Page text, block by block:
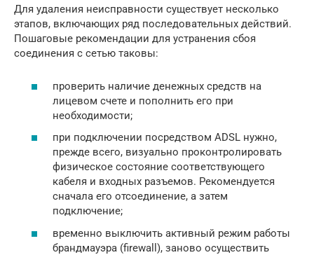
Для удаления неисправности существует несколько
этапов, включающих ряд последовательных действий.
Пошаговые рекомендации для устранения сбоя
соединения с сетью таковы:
проверить наличие денежных средств на
лицевом счете и пополнить его при
необходимости;
при подключении посредством ADSL нужно,
прежде всего, визуально проконтролировать
физическое состояние соответствующего
кабеля и входных разъемов. Рекомендуется
сначала его отсоединение, а затем
подключение;
временно выключить активный режим работы
брандмауэра (firewall), заново осуществить